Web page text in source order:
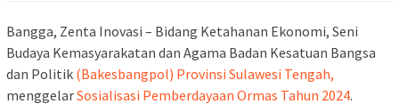
Bangga, Zenta Inovasi – Bidang Ketahanan Ekonomi, Seni
Budaya Kemasyarakatan dan Agama Badan Kesatuan Bangsa
dan Politik (Bakesbangpol) Provinsi Sulawesi Tengah,
menggelarSosialisasi Pemberdayaan Ormas Tahun 2024.